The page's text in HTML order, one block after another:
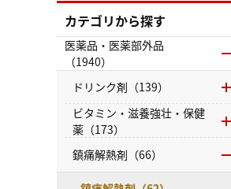
カテゴリから探す
医薬品・医薬部外品
（1940）
ドリンク剤（139）
ビタミン・滋養強壮・保健
薬（173）
鎮痛解熱剤（66）